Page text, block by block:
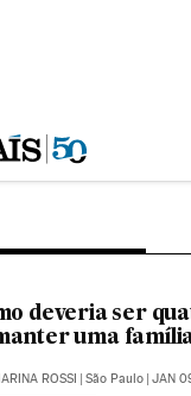
deveria ser
uma
ROSSI | São Paulo | JAN